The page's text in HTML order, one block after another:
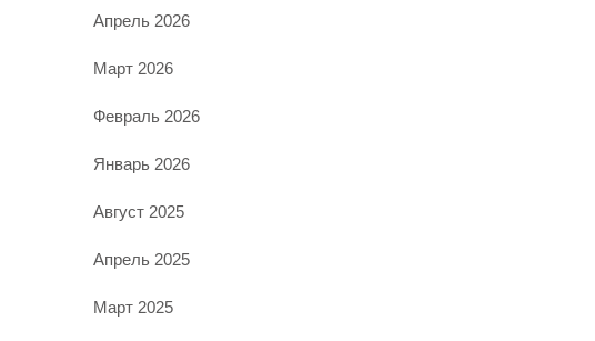
Апрель 2026
Март 2026
Февраль 2026
Январь 2026
Август 2025
Апрель 2025
Март 2025